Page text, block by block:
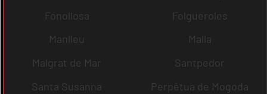
Fonollosa
Folgueroles
Manlleu
Malla
Malgrat de Mar
Santpedor
Santa Susanna
Perpètua de Mogoda